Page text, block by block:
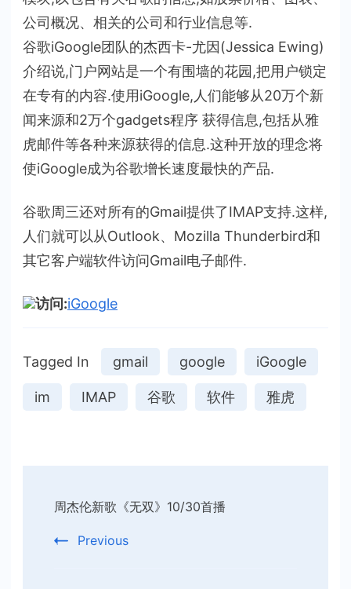
公司概况、相关的公司和行业信息等.
谷歌iGoogle团队的杰西卡-尤因(Jessica Ewing)
介绍说,门户网站是一个有围墙的花园,把用户锁定
在专有的内容.使用iGoogle,人们能够从20万个新
闻来源和2万个gadgets程序 获得信息,包括从雅
虎邮件等各种来源获得的信息.这种开放的理念将
使iGoogle成为谷歌增长速度最快的产品.
谷歌周三还对所有的Gmail提供了IMAP支持.这样,
人们就可以从Outlook、Mozilla Thunderbird和
其它客户端软件访问Gmail电子邮件.
访问:iGoogle
Tagged In gmail google iGoogle
im IMAP 谷歌 软件 雅虎
Navigation
周杰伦新歌《无双》10/30首播
Previous